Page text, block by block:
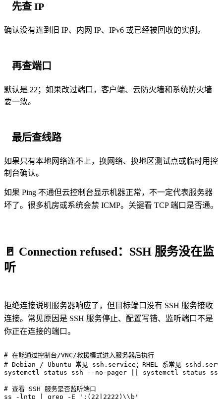
先查 IP
确认没有连到旧 IP、内网 IP、IPv6 或已经被回收的实例。
再查端口
默认是 22；如果改过端口，客户端、云防火墙和系统防火墙
要一致。
最后查线路
如果只有本地网络连不上，换网络、换地区测试点或临时用控
制台确认。
如果 Ping 不通但云控制台显示机器正常，不一定代表服务器
坏了。很多机房或系统会禁 ICMP。关键看 TCP 端口是否通。
🚪 Connection refused：SSH 服务没在监
听
拒绝连接说明服务器响应了，但目标端口没有 SSH 服务接收
连接。常见原因是 SSH 服务停止、配置写错、监听端口不是
你正在连接的端口。
# 在能通过控制台/VNC/救援模式进入服务器后执行
# Debian / Ubuntu 常见 ssh.service；RHEL 系常见
systemctl status ssh --no-pager || systemctl status
# 查看 SSH 服务是否监听端口
ss -lntp | grep -E ':(22|2222)\\b'